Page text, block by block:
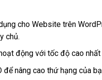
cho Website trên
chủ.
động với tốc độ cao nhất
để nâng cao thứ hạng của